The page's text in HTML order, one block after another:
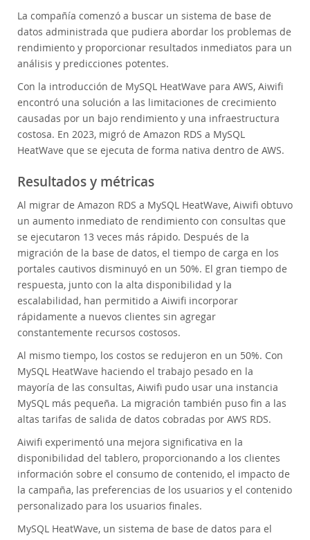
La compañía comenzó a buscar un sistema de base de
datos administrada que pudiera abordar los problemas de
rendimiento y proporcionar resultados inmediatos para un
análisis y predicciones potentes.
Con la introducción de MySQL HeatWave para AWS, Aiwifi
encontró una solución a las limitaciones de crecimiento
causadas por un bajo rendimiento y una infraestructura
costosa. En 2023, migró de Amazon RDS a MySQL
HeatWave que se ejecuta de forma nativa dentro de AWS.
Resultados y métricas
Al migrar de Amazon RDS a MySQL HeatWave, Aiwifi obtuvo
un aumento inmediato de rendimiento con consultas que
se ejecutaron 13 veces más rápido. Después de la
migración de la base de datos, el tiempo de carga en los
portales cautivos disminuyó en un 50%. El gran tiempo de
respuesta, junto con la alta disponibilidad y la
escalabilidad, han permitido a Aiwifi incorporar
rápidamente a nuevos clientes sin agregar
constantemente recursos costosos.
Al mismo tiempo, los costos se redujeron en un 50%. Con
MySQL HeatWave haciendo el trabajo pesado en la
mayoría de las consultas, Aiwifi pudo usar una instancia
MySQL más pequeña. La migración también puso fin a las
altas tarifas de salida de datos cobradas por AWS RDS.
Aiwifi experimentó una mejora significativa en la
disponibilidad del tablero, proporcionando a los clientes
información sobre el consumo de contenido, el impacto de
la campaña, las preferencias de los usuarios y el contenido
personalizado para los usuarios finales.
MySQL HeatWave, un sistema de base de datos para el